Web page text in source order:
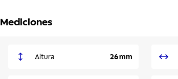
Mediciones
Altura 26 mm